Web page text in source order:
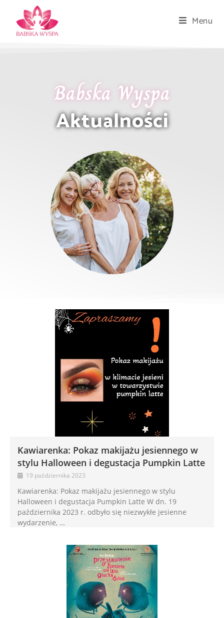
Menu
Babska Wyspa
Aktualności
Kawiarenka: Pokaz makijażu jesiennego w
stylu Halloween i degustacja Pumpkin Latte
19 października 2023
Kawiarenka: Pokaz makijażu jesiennego w stylu
Halloween i degustacja Pumpkin Latte W dn. 19
października 2023 r. odbyło się niezwykłe jesienne
wydarzenie, …